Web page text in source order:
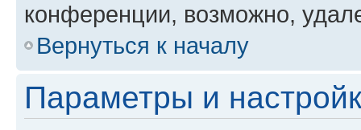
конференции, возможно,
Вернуться к началу
Параметры и